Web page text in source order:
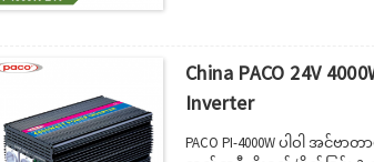
China PACO 24V
Inverter
PACO PI-4000W ပါဝါ အ